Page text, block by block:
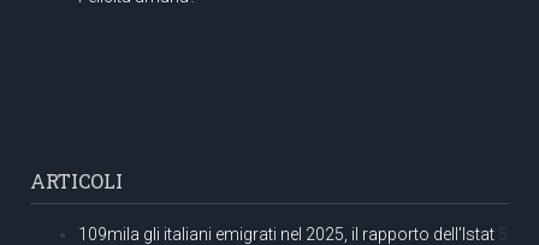
ARTICOLI
109mila gli italiani emigrati nel 2025, il rapporto dell’Istat 5